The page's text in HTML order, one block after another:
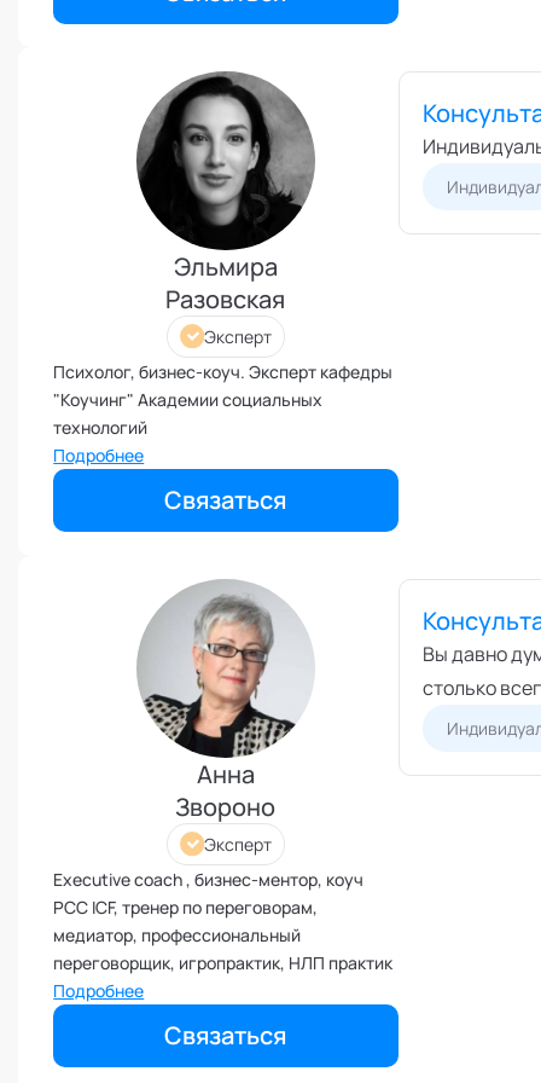
Иммунитет
Карьерная стратегия
Клиентский менеджмент
Когнитивные способности
Командное лидерство
Коммуникационная стратегия
Коммуникация в команде
Корпоративная антропология
Корпоративная культура и
Коучинг команд
Коучинг руководителей
Кризисы
коммуникации
Международные коммуникации
Межличностные конфликты
Наставничество
Невроз
Обучение и образовательные
программы
Ораторское искусство
Организация и проведение
Оргконсультирование
Осознанность
Отношения в паре
Отношения с родителями
Персональный коучинг
Пищевое поведение
Планирование и внедрение
изменений
Эльмира
Разовская
Эксперт
Психолог, бизнес-коуч. Эксперт кафедры
"Коучинг" Академии социальных
технологий
Подробнее
Связаться
Анна
Звороно
Эксперт
Executive coach , бизнес-ментор, коуч
PCC ICF, тренер по переговорам,
медиатор, профессиональный
переговорщик, игропрактик, НЛП практик
Подробнее
Связаться
Вы давно
столько